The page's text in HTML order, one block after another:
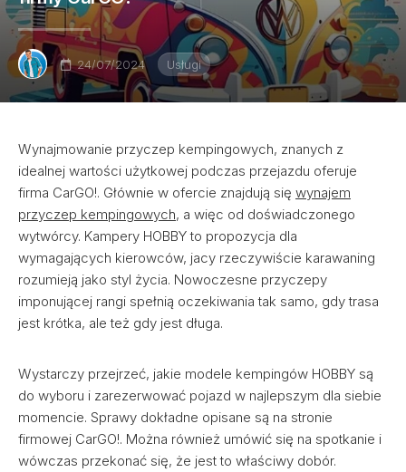
24/07/2024 Usługi
Wynajmowanie przyczep kempingowych, znanych z
idealnej wartości użytkowej podczas przejazdu oferuje
firma CarGO!. Głównie w ofercie znajdują się wynajem
przyczep kempingowych, a więc od doświadczonego
wytwórcy. Kampery HOBBY to propozycja dla
wymagających kierowców, jacy rzeczywiście karawaning
rozumieją jako styl życia. Nowoczesne przyczepy
imponującej rangi spełnią oczekiwania tak samo, gdy trasa
jest krótka, ale też gdy jest długa.
Wystarczy przejrzeć, jakie modele kempingów HOBBY są
do wyboru i zarezerwować pojazd w najlepszym dla siebie
momencie. Sprawy dokładne opisane są na stronie
firmowej CarGO!. Można również umówić się na spotkanie i
wówczas przekonać się, że jest to właściwy dobór.